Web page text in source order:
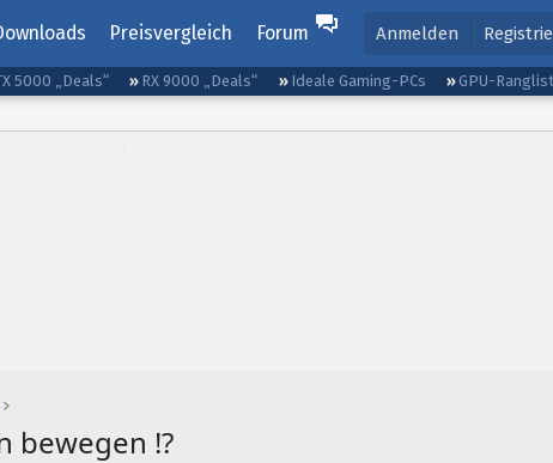
Preisvergleich Forum Anmelden
5000 „Deals“ RX 9000 „Deals“ Ideale Gaming-PCs GPU-
bewegen !?